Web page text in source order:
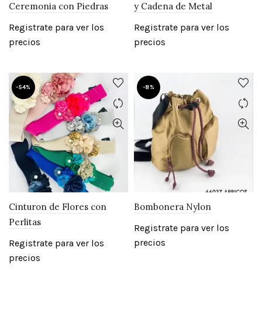
Ceremonia con Piedras
Registrate para ver los
precios
y Cadena de Metal
Registrate para ver los
precios
-54%
Cinturon de Flores con
Perlitas
Registrate para ver los
precios
-8%
Bombonera Nylon
Registrate para ver los
precios